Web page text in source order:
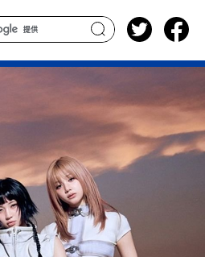
search